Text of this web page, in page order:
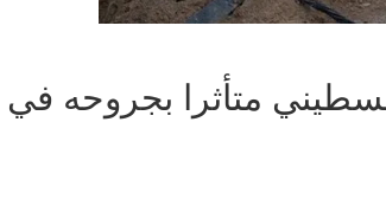
متأثرا بجروحه في